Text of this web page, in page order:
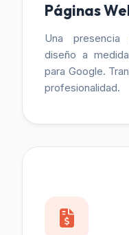
Páginas
Una presencia
diseño a
para Google.
profesionalidad.